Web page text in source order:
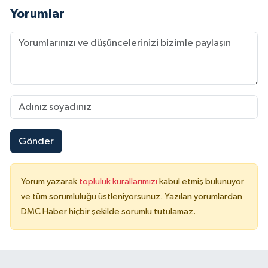
Yorumlar
Gönder
Yorum yazarak topluluk kurallarımızı kabul etmiş bulunuyor
ve tüm sorumluluğu üstleniyorsunuz. Yazılan yorumlardan
DMC Haber hiçbir şekilde sorumlu tutulamaz.